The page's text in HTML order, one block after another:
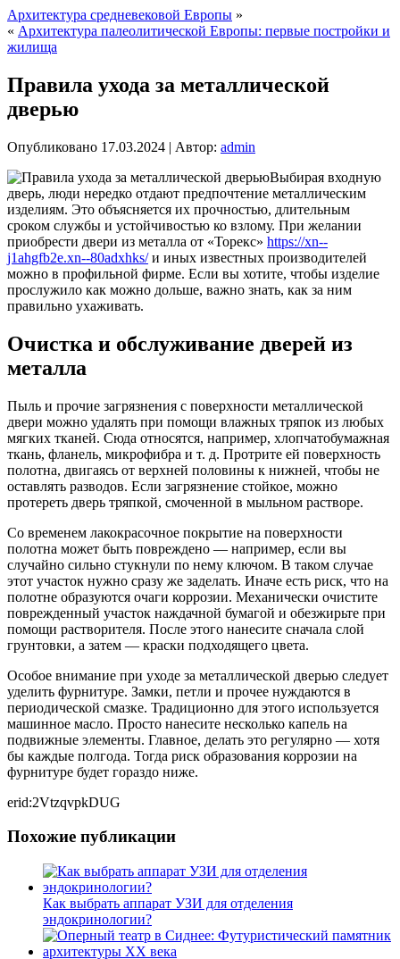
Архитектура средневековой Европы »
« Архитектура палеолитической Европы: первые постройки и
жилища
Правила ухода за металлической
дверью
Опубликовано 17.03.2024 | Автор: admin
Выбирая входную
дверь, люди нередко отдают предпочтение металлическим
изделиям. Это объясняется их прочностью, длительным
сроком службы и устойчивостью ко взлому. При желании
приобрести двери из металла от «Торекс» https://xn--
j1ahgfb2e.xn--80adxhks/и иных известных производителей
можно в профильной фирме. Если вы хотите, чтобы изделие
прослужило как можно дольше, важно знать, как за ним
правильно ухаживать.
Очистка и обслуживание дверей из
металла
Пыль и прочие загрязнения с поверхности металлической
двери можно удалять при помощи влажных тряпок из любых
мягких тканей. Сюда относятся, например, хлопчатобумажная
ткань, фланель, микрофибра и т. д. Протрите ей поверхность
полотна, двигаясь от верхней половины к нижней, чтобы не
оставлять разводов. Если загрязнение стойкое, можно
протереть дверь тряпкой, смоченной в мыльном растворе.
Со временем лакокрасочное покрытие на поверхности
полотна может быть повреждено — например, если вы
случайно сильно стукнули по нему ключом. В таком случае
этот участок нужно сразу же заделать. Иначе есть риск, что на
полотне образуются очаги коррозии. Механически очистите
поврежденный участок наждачной бумагой и обезжирьте при
помощи растворителя. После этого нанесите сначала слой
грунтовки, а затем — краски подходящего цвета.
Особое внимание при уходе за металлической дверью следует
уделить фурнитуре. Замки, петли и прочее нуждаются в
периодической смазке. Традиционно для этого используется
машинное масло. Просто нанесите несколько капель на
подвижные элементы. Главное, делать это регулярно — хотя
бы каждые полгода. Тогда риск образования коррозии на
фурнитуре будет гораздо ниже.
erid:2VtzqvpkDUG
Похожие публикации
Как выбрать аппарат УЗИ для отделения
эндокринологии?